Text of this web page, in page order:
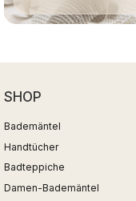
SHOP
Bademäntel
Handtücher
Badteppiche
Damen-Bademäntel